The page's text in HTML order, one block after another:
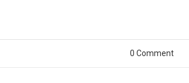
0 Comment